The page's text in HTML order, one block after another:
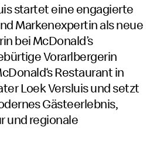
startet eine engagierte
Markenexpertin als neue
bei McDonald’s
Vorarlbergerin
Restaurant in
Loek Versluis und setzt
Gästeerlebnis,
und regionale